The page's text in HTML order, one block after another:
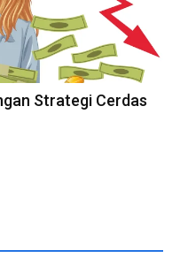
Strategi Cerdas